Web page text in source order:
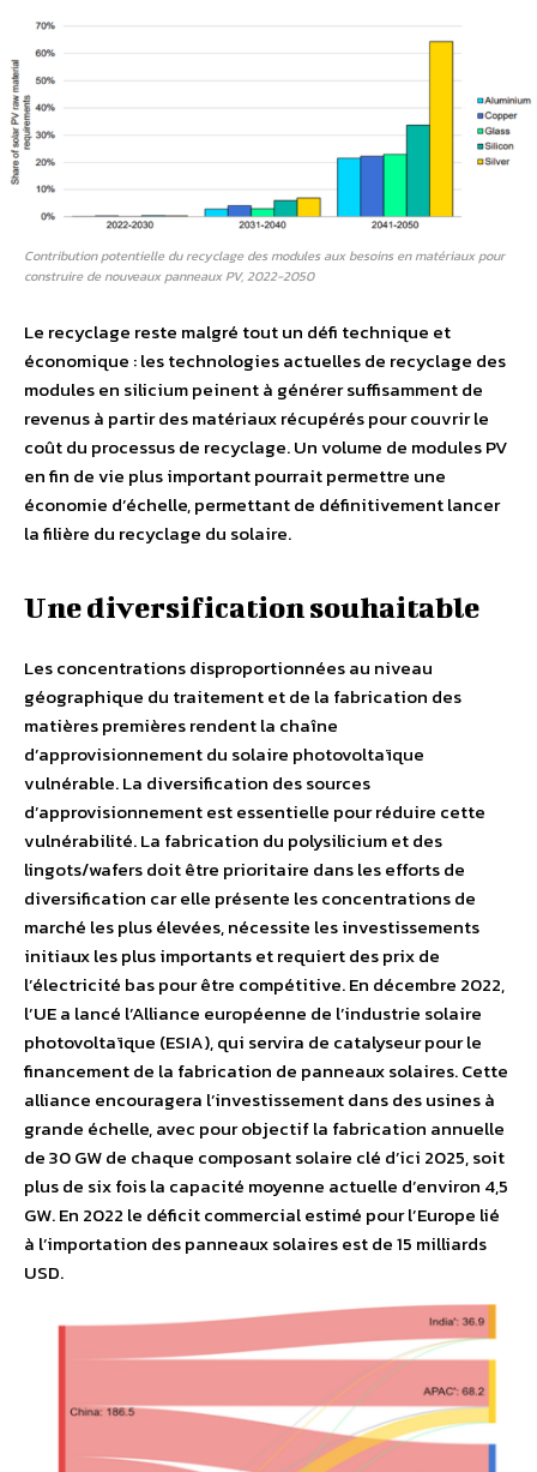
Contribution potentielle du recyclage des modules aux besoins en matériaux pour
construire de nouveaux panneaux PV, 2022-2050
Le recyclage reste malgré tout un défi technique et
économique : les technologies actuelles de recyclage des
modules en silicium peinent à générer suffisamment de
revenus à partir des matériaux récupérés pour couvrir le
coût du processus de recyclage. Un volume de modules PV
en fin de vie plus important pourrait permettre une
économie d’échelle, permettant de définitivement lancer
la filière du recyclage du solaire.
Une diversification souhaitable
Les concentrations disproportionnées au niveau
géographique du traitement et de la fabrication des
matières premières rendent la chaîne
d’approvisionnement du solaire photovoltaïque
vulnérable. La diversification des sources
d’approvisionnement est essentielle pour réduire cette
vulnérabilité. La fabrication du polysilicium et des
lingots/wafers doit être prioritaire dans les efforts de
diversification car elle présente les concentrations de
marché les plus élevées, nécessite les investissements
initiaux les plus importants et requiert des prix de
l’électricité bas pour être compétitive. En décembre 2022,
l’UE a lancé l’Alliance européenne de l’industrie solaire
photovoltaïque (ESIA), qui servira de catalyseur pour le
financement de la fabrication de panneaux solaires. Cette
alliance encouragera l’investissement dans des usines à
grande échelle, avec pour objectif la fabrication annuelle
de 30 GW de chaque composant solaire clé d’ici 2025, soit
plus de six fois la capacité moyenne actuelle d’environ 4,5
GW. En 2022 le déficit commercial estimé pour l’Europe lié
à l’importation des panneaux solaires est de 15 milliards
USD.